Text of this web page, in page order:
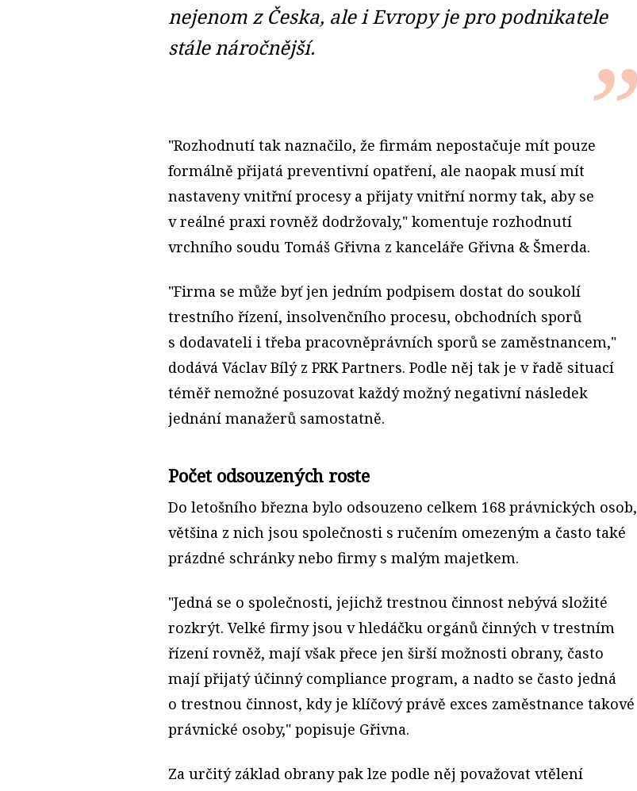
nejenom z Česka, ale i Evropy je pro podnikatele
stále náročnější.
"Rozhodnutí tak naznačilo, že firmám nepostačuje mít pouze
formálně přijatá preventivní opatření, ale naopak musí mít
nastaveny vnitřní procesy a přijaty vnitřní normy tak, aby se
v reálné praxi rovněž dodržovaly," komentuje rozhodnutí
vrchního soudu Tomáš Gřivna z kanceláře Gřivna & Šmerda.
"Firma se může byť jen jedním podpisem dostat do soukolí
trestního řízení, insolvenčního procesu, obchodních sporů
s dodavateli i třeba pracovněprávních sporů se zaměstnancem,"
dodává Václav Bílý z PRK Partners. Podle něj tak je v řadě situací
téměř nemožné posuzovat každý možný negativní následek
jednání manažerů samostatně.
Počet odsouzených roste
Do letošního března bylo odsouzeno celkem 168 právnických osob,
většina z nich jsou společnosti s ručením omezeným a často také
prázdné schránky nebo firmy s malým majetkem.
"Jedná se o společnosti, jejichž trestnou činnost nebývá složité
rozkrýt. Velké firmy jsou v hledáčku orgánů činných v trestním
řízení rovněž, mají však přece jen širší možnosti obrany, často
mají přijatý účinný compliance program, a nadto se často jedná
o trestnou činnost, kdy je klíčový právě exces zaměstnance takové
právnické osoby," popisuje Gřivna.
Za určitý základ obrany pak lze podle něj považovat vtělení